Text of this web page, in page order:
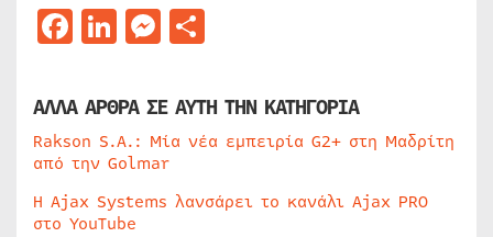
Facebook
LinkedIn
Messenger
ΑΛΛΑ ΑΡΘΡΑ ΣΕ ΑΥΤΗ ΤΗΝ ΚΑΤΗΓΟΡΙΑ
Rakson S.A.: Μία νέα εμπειρία G2+ στη Μαδρίτη
από την Golmar
Η Ajax Systems λανσάρει το κανάλι Ajax PRO
στο YouTube